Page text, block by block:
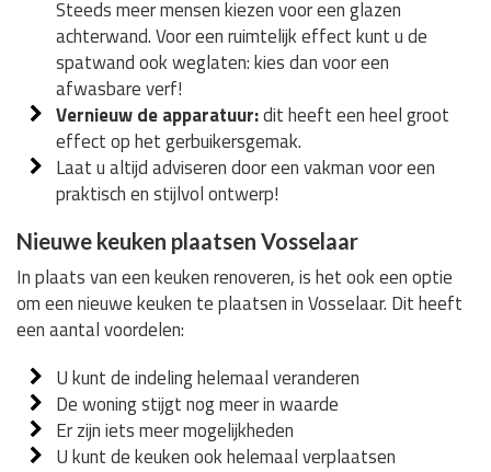
Steeds meer mensen kiezen voor een glazen
achterwand. Voor een ruimtelijk effect kunt u de
spatwand ook weglaten: kies dan voor een
afwasbare verf!
Vernieuw de apparatuur:dit heeft een heel groot
effect op het gerbuikersgemak.
Laat u altijd adviseren door een vakman voor een
praktisch en stijlvol ontwerp!
Nieuwe keuken plaatsen Vosselaar
In plaats van een keuken renoveren, is het ook een optie
om een nieuwe keuken te plaatsen in Vosselaar. Dit heeft
een aantal voordelen:
U kunt de indeling helemaal veranderen
De woning stijgt nog meer in waarde
Er zijn iets meer mogelijkheden
U kunt de keuken ook helemaal verplaatsen